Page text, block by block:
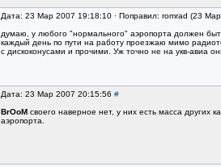
Дата: 23 Мар 2007 19:18:10 · Поправил: romrad (23
думаю, у любого "нормального" аэропорта должен
каждый день по пути на работу проезжаю мимо
с дискоконусами и прочими. Уж точно не на укв-авиа
Дата: 23 Мар 2007 20:15:56 #
BrOoM своего наверное нет, у них есть масса других
аэропорта.